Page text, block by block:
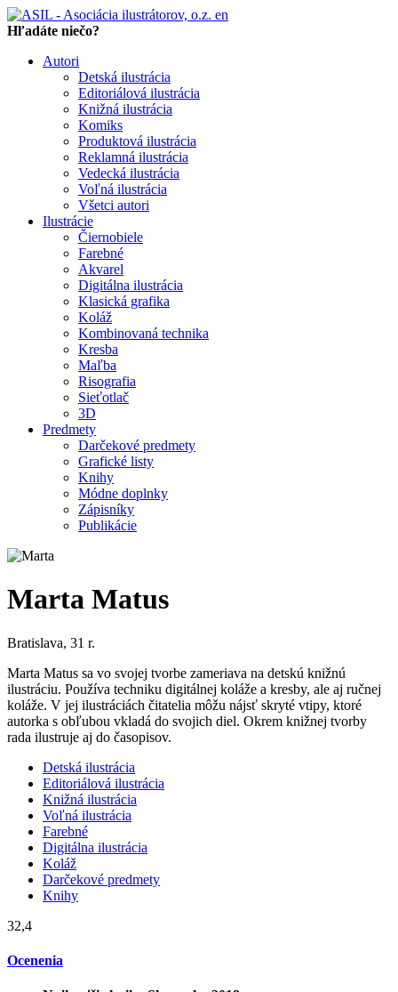
en
Hľadáte niečo?
Autori
Detská ilustrácia
Editoriálová ilustrácia
Knižná ilustrácia
Komiks
Produktová ilustrácia
Reklamná ilustrácia
Vedecká ilustrácia
Voľná ilustrácia
Všetci autori
Ilustrácie
Čiernobiele
Farebné
Akvarel
Digitálna ilustrácia
Klasická grafika
Koláž
Kombinovaná technika
Kresba
Maľba
Risografia
Sieťotlač
3D
Predmety
Darčekové predmety
Grafické listy
Knihy
Módne doplnky
Zápisníky
Publikácie
Marta Matus
Bratislava, 31 r.
Marta Matus sa vo svojej tvorbe zameriava na detskú knižnú
ilustráciu. Používa techniku digitálnej koláže a kresby, ale aj ručnej
koláže. V jej ilustráciách čitatelia môžu nájsť skryté vtipy, ktoré
autorka s obľubou vkladá do svojich diel. Okrem knižnej tvorby
rada ilustruje aj do časopisov.
Detská ilustrácia
Editoriálová ilustrácia
Knižná ilustrácia
Voľná ilustrácia
Farebné
Digitálna ilustrácia
Koláž
Darčekové predmety
Knihy
32,4
Ocenenia